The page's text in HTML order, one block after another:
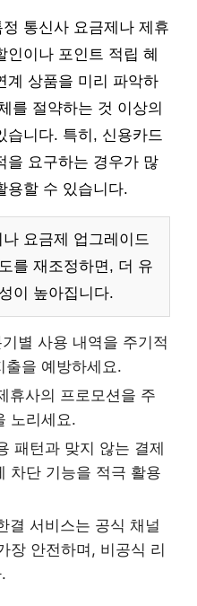
통신사 요금제나 제휴
인이나 포인트 적립 혜
계 상품을 미리 파악하
를 절약하는 것 이상의
습니다. 특히, 신용카드
을 요구하는 경우가 많
용할 수 있습니다.
요금제 업그레이드
를 재조정하면, 더 유
이 높아집니다.
별 사용 내역을 주기적
출을 예방하세요.
휴사의 프로모션을 주
노리세요.
패턴과 맞지 않는 결제
차단 기능을 적극 활용
결 서비스는 공식 채널
장 안전하며, 비공식 리